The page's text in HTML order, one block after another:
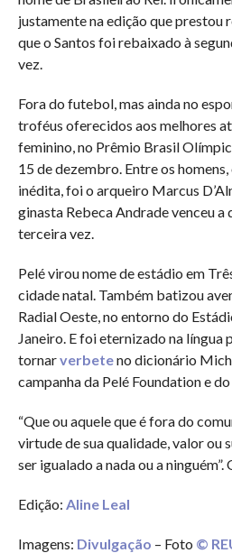
justamente na edição que prestou
que o Santos foi rebaixado à
vez.
Fora do futebol, mas ainda no
troféus oferecidos aos melhores
feminino, no Prêmio Brasil
15 de dezembro. Entre os
inédita, foi o arqueiro Marcus
ginasta Rebeca Andrade venceu a
terceira vez.
Pelé virou nome de estádio em
cidade natal. Também batizou
Radial Oeste, no entorno do
Janeiro. E foi eternizado na língua
tornarverbeteno dicionário
campanha da Pelé Foundation e do
“Que ou aquele que é fora do
virtude de sua qualidade, valor ou
ser igualado a nada ou a ninguém”.
Edição: Aline Leal
Imagens: Divulgação – Foto ©